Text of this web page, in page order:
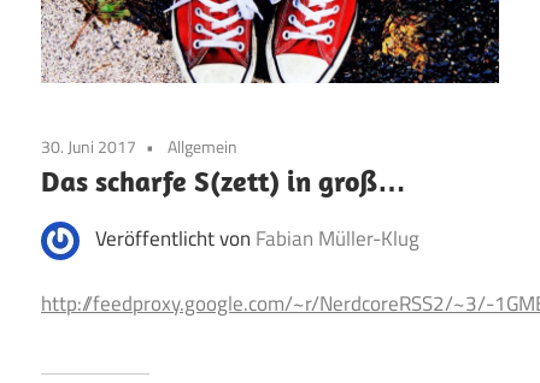
30. Juni 2017 Allgemein
Das scharfe S(zett) in groß…
Veröffentlicht von Fabian Müller-Klug
http://feedproxy.google.com/~r/NerdcoreRSS2/~3/-